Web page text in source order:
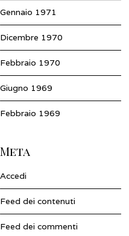
Gennaio 1971
Dicembre 1970
Febbraio 1970
Giugno 1969
Febbraio 1969
Meta
Accedi
Feed dei contenuti
Feed dei commenti